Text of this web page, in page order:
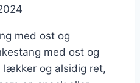
med ost og
med ost og
lækker og alsidig ret,